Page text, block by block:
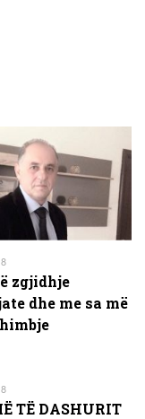
zgjidhje
dhe me sa më
TË DASHURIT